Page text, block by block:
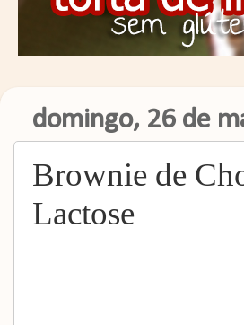
domingo, 26 de
Brownie de
Lactose